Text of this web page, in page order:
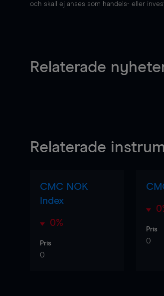
och skall ej anses som handels- eller
Relaterade
Relaterade
CMC NOK
Index
0%
Pris
0
Pris
0